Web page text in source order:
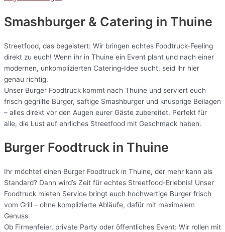
Smashburger & Catering in Thuine
Streetfood, das begeistert: Wir bringen echtes Foodtruck-Feeling
direkt zu euch! Wenn ihr in Thuine ein Event plant und nach einer
modernen, unkomplizierten Catering-Idee sucht, seid ihr hier
genau richtig.
Unser Burger Foodtruck kommt nach Thuine und serviert euch
frisch gegrillte Burger, saftige Smashburger und knusprige Beilagen
– alles direkt vor den Augen eurer Gäste zubereitet. Perfekt für
alle, die Lust auf ehrliches Streetfood mit Geschmack haben.
Burger Foodtruck in Thuine
Ihr möchtet einen Burger Foodtruck in Thuine, der mehr kann als
Standard? Dann wird’s Zeit für echtes Streetfood-Erlebnis! Unser
Foodtruck mieten Service bringt euch hochwertige Burger frisch
vom Grill – ohne komplizierte Abläufe, dafür mit maximalem
Genuss.
Ob Firmenfeier, private Party oder öffentliches Event: Wir rollen mit